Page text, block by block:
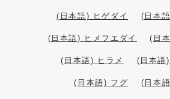
(日本語) ヒゲダイ (日本
(日本語) ヒメフエダイ (日
(日本語) ヒラメ (日本語
(日本語) フグ (日本